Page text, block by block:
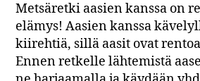
Metsäretki aasien kanssa on
elämys! Aasien kanssa
kiirehtiä, sillä aasit ovat
Ennen retkelle lähtemistä